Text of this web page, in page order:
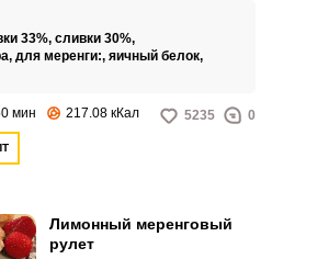
равнодушным.
33%, сливки 30%,
для меренги:, яичный белок,
мин 217.08 кКал 5235 0
Лимонный меренговый
рулет